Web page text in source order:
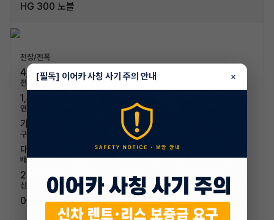
HG 300 노블
전장/전폭
4,910mm / 1,860mm
전고/축고
1,470mm / 2,845mm
연료/연비
가솔린 / 11.6km/L (3등급)
구분/좌석
대형차 / 5인승
배기량
2999cc
신차가격
0원
[필독] 이어카 사칭 사기 주의 안내 ×